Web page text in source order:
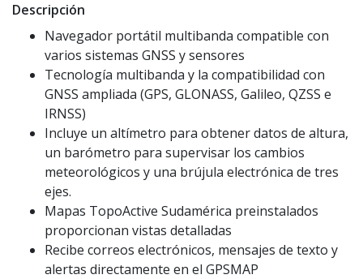
Descripción
Navegador portátil multibanda compatible con
varios sistemas GNSS y sensores
Tecnología multibanda y la compatibilidad con
GNSS ampliada (GPS, GLONASS, Galileo, QZSS e
IRNSS)
Incluye un altímetro para obtener datos de altura,
un barómetro para supervisar los cambios
meteorológicos y una brújula electrónica de tres
ejes.
Mapas TopoActive Sudamérica preinstalados
proporcionan vistas detalladas
Recibe correos electrónicos, mensajes de texto y
alertas directamente en el GPSMAP